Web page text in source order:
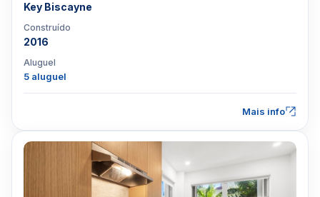
Key Biscayne
Construído
2016
Aluguel
5 aluguel
Mais info